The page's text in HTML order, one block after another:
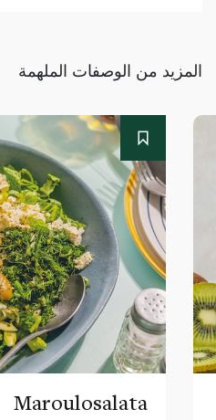
المزيد من الوصفات الملهمة
Maroulosalata